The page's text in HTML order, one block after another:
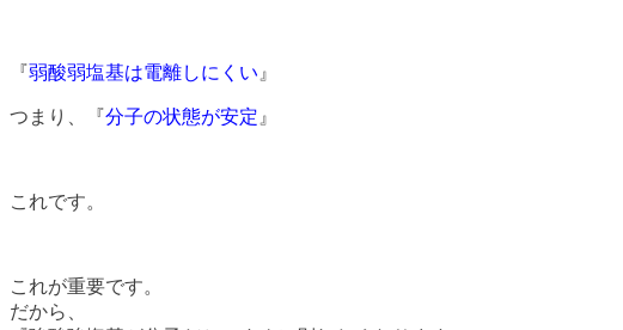
『弱酸弱塩基は電離しにくい 』
つまり、『分子の状態が安定 』
これです。
これが重要です。
だから、